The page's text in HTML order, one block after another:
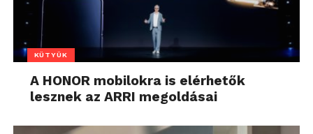
KÜTYÜK
A HONOR mobilokra is elérhetők
lesznek az ARRI megoldásai